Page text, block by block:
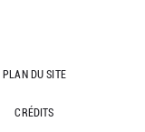
PLAN DU SITE
CRÉDITS